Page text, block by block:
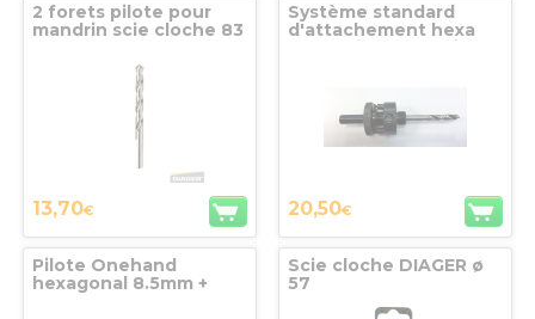
2 forets pilote pour
mandrin scie cloche 83
13,70€
Système standard
d'attachement hexa
20,50€
Pilote Onehand
hexagonal 8.5mm +
Scie cloche DIAGER ø
57